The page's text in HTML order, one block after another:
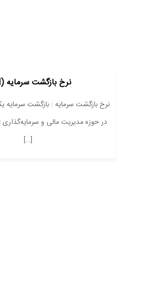
نرخ بازگشت سرمایه (ROI)
نرخ بازگشت سرمایه : بازگشت سرمایه
در حوزه مدیریت مالی و سرمایه‌گذاری
[…]